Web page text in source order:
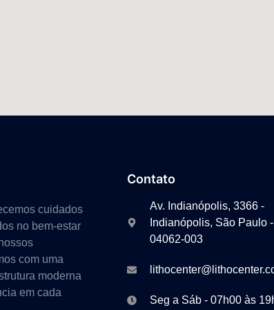
cuidados
no bem-estar
com uma
moderna
em cada
Contato
Av. Indianópolis, 3366 -
Indianópolis, São Paulo -
04062-003
Seg a Sáb - 07h00 às